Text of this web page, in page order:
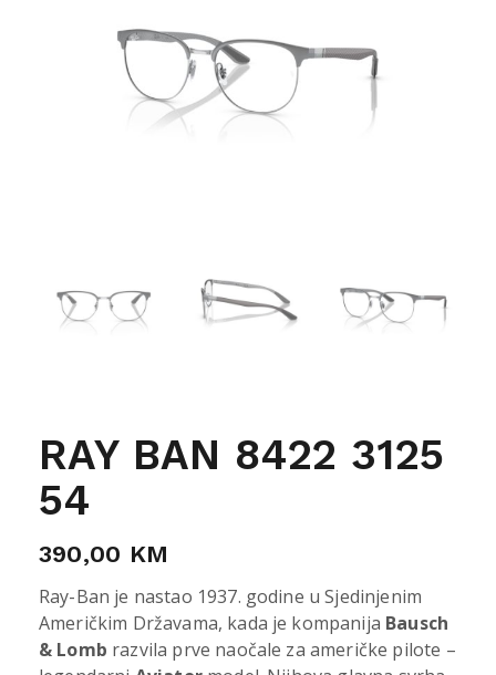
RAY BAN 8422 3125
54
390,00 KM
Ray-Ban je nastao 1937. godine u Sjedinjenim
Američkim Državama, kada je kompanija Bausch
& Lomb razvila prve naočale za američke pilote –